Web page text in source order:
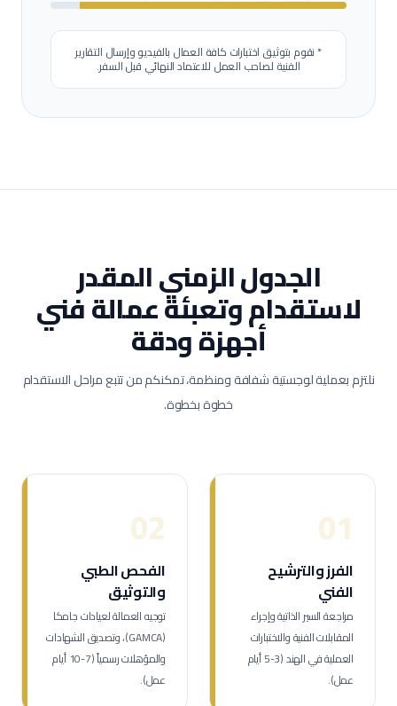
* نقوم بتوثيق اختبارات كافة العمال بالفيديو وإرسال التقارير
الفنية لصاحب العمل للاعتماد النهائي قبل السفر.
الجدول الزمني المقدر
لاستقدام وتعبئة عمالةفني
أجهزة ودقة
نلتزم بعملية لوجستية شفافة ومنظمة، تمكنكم من تتبع مراحل الاستقدام
خطوة بخطوة.
01
الفرز والترشيح
الفني
مراجعة السير الذاتية وإجراء
المقابلات الفنية والاختبارات
العملية في الهند (3-5 أيام
عمل).
02
الفحص الطبي
والتوثيق
توجيه العمالة لعيادات جامكا
(GAMCA)، وتصديق الشهادات
والمؤهلات رسمياً (7-10 أيام
عمل).